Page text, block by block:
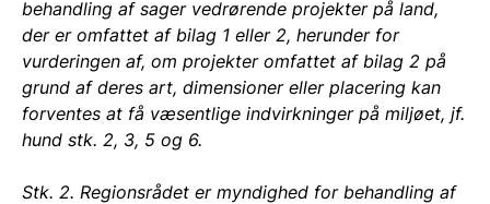
behandling af sager vedrørende projekter på land,
der er omfattet af bilag 1 eller 2, herunder for
vurderingen af, om projekter omfattet af bilag 2 på
grund af deres art, dimensioner eller placering kan
forventes at få væsentlige indvirkninger på miljøet, jf.
hund stk. 2, 3, 5 og 6.
Stk. 2. Regionsrådet er myndighed for behandling af